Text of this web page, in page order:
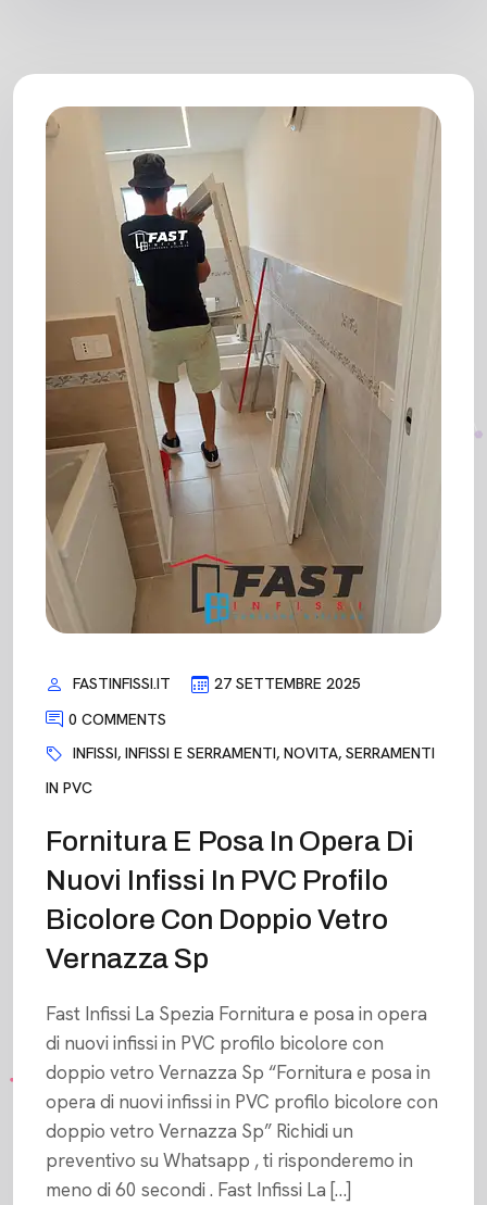
FASTINFISSI.IT
27 SETTEMBRE 2025
0 COMMENTS
INFISSI, INFISSI E SERRAMENTI, NOVITA, SERRAMENTI
IN PVC
Fornitura E Posa In Opera Di
Nuovi Infissi In PVC Profilo
Bicolore Con Doppio Vetro
Vernazza Sp
Fast Infissi La Spezia Fornitura e posa in opera
di nuovi infissi in PVC profilo bicolore con
doppio vetro Vernazza Sp “Fornitura e posa in
opera di nuovi infissi in PVC profilo bicolore con
doppio vetro Vernazza Sp” Richidi un
preventivo su Whatsapp , ti risponderemo in
meno di 60 secondi . Fast Infissi La […]